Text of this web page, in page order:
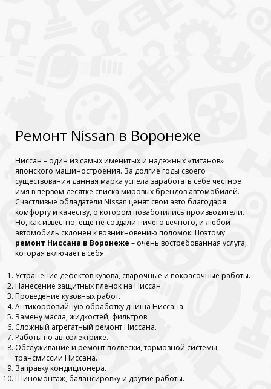
Ремонт Nissan в Воронеже
Ниссан – один из самых именитых и надежных «титанов»
японского машиностроения. За долгие годы своего
существования данная марка успела заработать себе честное
имя в первом десятке списка мировых брендов автомобилей.
Счастливые обладатели Nissan ценят свои авто благодаря
комфорту и качеству, о котором позаботились производители.
Но, как известно, еще не создали ничего вечного, и любой
автомобиль склонен к возникновению поломок. Поэтому
ремонт Ниссана в Воронеже – очень востребованная услуга,
которая включает в себя:
Устранение дефектов кузова, сварочные и покрасочные работы.
Нанесение защитных пленок на Ниссан.
Проведение кузовных работ.
Антикоррозийную обработку днища Ниссана.
Замену масла, жидкостей, фильтров.
Сложный агрегатный ремонт Ниссана.
Работы по автоэлектрике.
Обслуживание и ремонт подвески, тормозной системы,
трансмиссии Ниссана.
Заправку кондиционера.
Шиномонтаж, балансировку и другие работы.